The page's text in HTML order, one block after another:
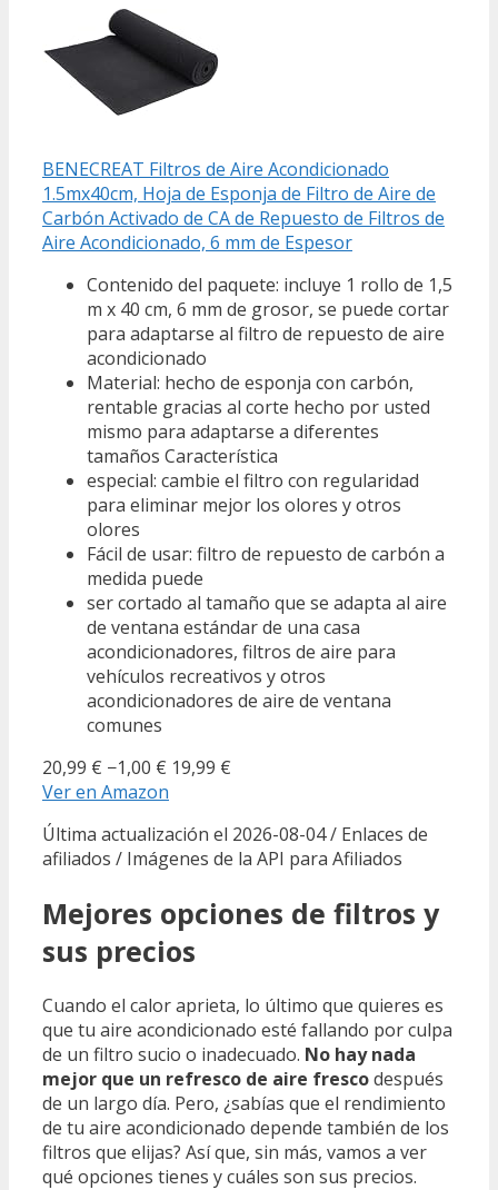
BENECREAT Filtros de Aire Acondicionado
1.5mx40cm, Hoja de Esponja de Filtro de Aire de
Carbón Activado de CA de Repuesto de Filtros de
Aire Acondicionado, 6 mm de Espesor
Contenido del paquete: incluye 1 rollo de 1,5
m x 40 cm, 6 mm de grosor, se puede cortar
para adaptarse al filtro de repuesto de aire
acondicionado
Material: hecho de esponja con carbón,
rentable gracias al corte hecho por usted
mismo para adaptarse a diferentes
tamaños Característica
especial: cambie el filtro con regularidad
para eliminar mejor los olores y otros
olores
Fácil de usar: filtro de repuesto de carbón a
medida puede
ser cortado al tamaño que se adapta al aire
de ventana estándar de una casa
acondicionadores, filtros de aire para
vehículos recreativos y otros
acondicionadores de aire de ventana
comunes
20,99 € −1,00 € 19,99 €
Ver en Amazon
Última actualización el 2026-08-04 / Enlaces de
afiliados / Imágenes de la API para Afiliados
Mejores opciones de filtros y
sus precios
Cuando el calor aprieta, lo último que quieres es
que tu aire acondicionado esté fallando por culpa
de un filtro sucio o inadecuado. No hay nada
mejor que un refresco de aire frescodespués
de un largo día. Pero, ¿sabías que el rendimiento
de tu aire acondicionado depende también de los
filtros que elijas? Así que, sin más, vamos a ver
qué opciones tienes y cuáles son sus precios.